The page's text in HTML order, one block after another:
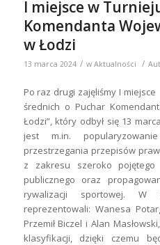
I miejsce w
Komendanta
w Łodzi
13 marca 2024 / w Aktualności /
Po raz drugi zajęliśmy I
średnich o Puchar
Łodzi”, który odbył się 13
jest m.in.
przestrzegania przepisów
z zakresu szeroko
publicznego oraz
rywalizacji sportowej.
reprezentowali: Wanesa
Przemił Biczel i Alan
klasyfikacji, dzięki czemu